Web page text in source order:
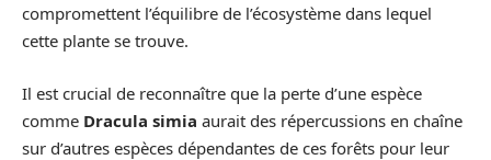
compromettent l’équilibre de l’écosystème dans lequel
cette plante se trouve.
Il est crucial de reconnaître que la perte d’une espèce
comme Dracula simia aurait des répercussions en chaîne
sur d’autres espèces dépendantes de ces forêts pour leur